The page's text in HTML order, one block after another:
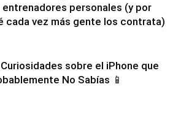
entrenadores personales (y por
cada vez más gente los contrata)
sobre el iPhone que
No Sabías 📱